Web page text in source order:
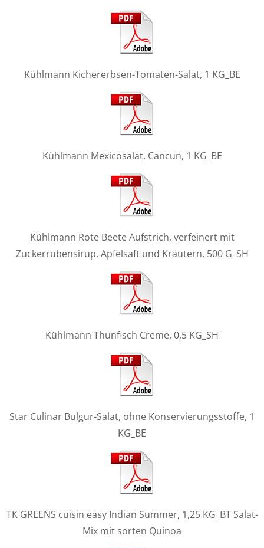
Kühlmann Kichererbsen-Tomaten-Salat, 1 KG_BE
Kühlmann Mexicosalat, Cancun, 1 KG_BE
Kühlmann Rote Beete Aufstrich, verfeinert mit
Zuckerrübensirup, Apfelsaft und Kräutern, 500 G_SH
Kühlmann Thunfisch Creme, 0,5 KG_SH
Star Culinar Bulgur-Salat, ohne Konservierungsstoffe, 1
KG_BE
TK GREENS cuisin easy Indian Summer, 1,25 KG_BT Salat-
Mix mit sorten Quinoa